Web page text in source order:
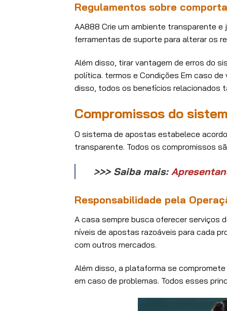
Regulamentos sobre
AA888 Crie um ambiente transparente
ferramentas de suporte para alterar os
Além disso, tirar vantagem de erros do
política. termos e Condições Em caso
disso, todos os benefícios relacionados
Compromissos do
O sistema de apostas estabelece
transparente. Todos os compromissos
>>> Saiba mais:
Responsabilidade pela
A casa sempre busca oferecer serviços
níveis de apostas razoáveis para cada
com outros mercados.
Além disso, a plataforma se
em caso de problemas. Todos esses